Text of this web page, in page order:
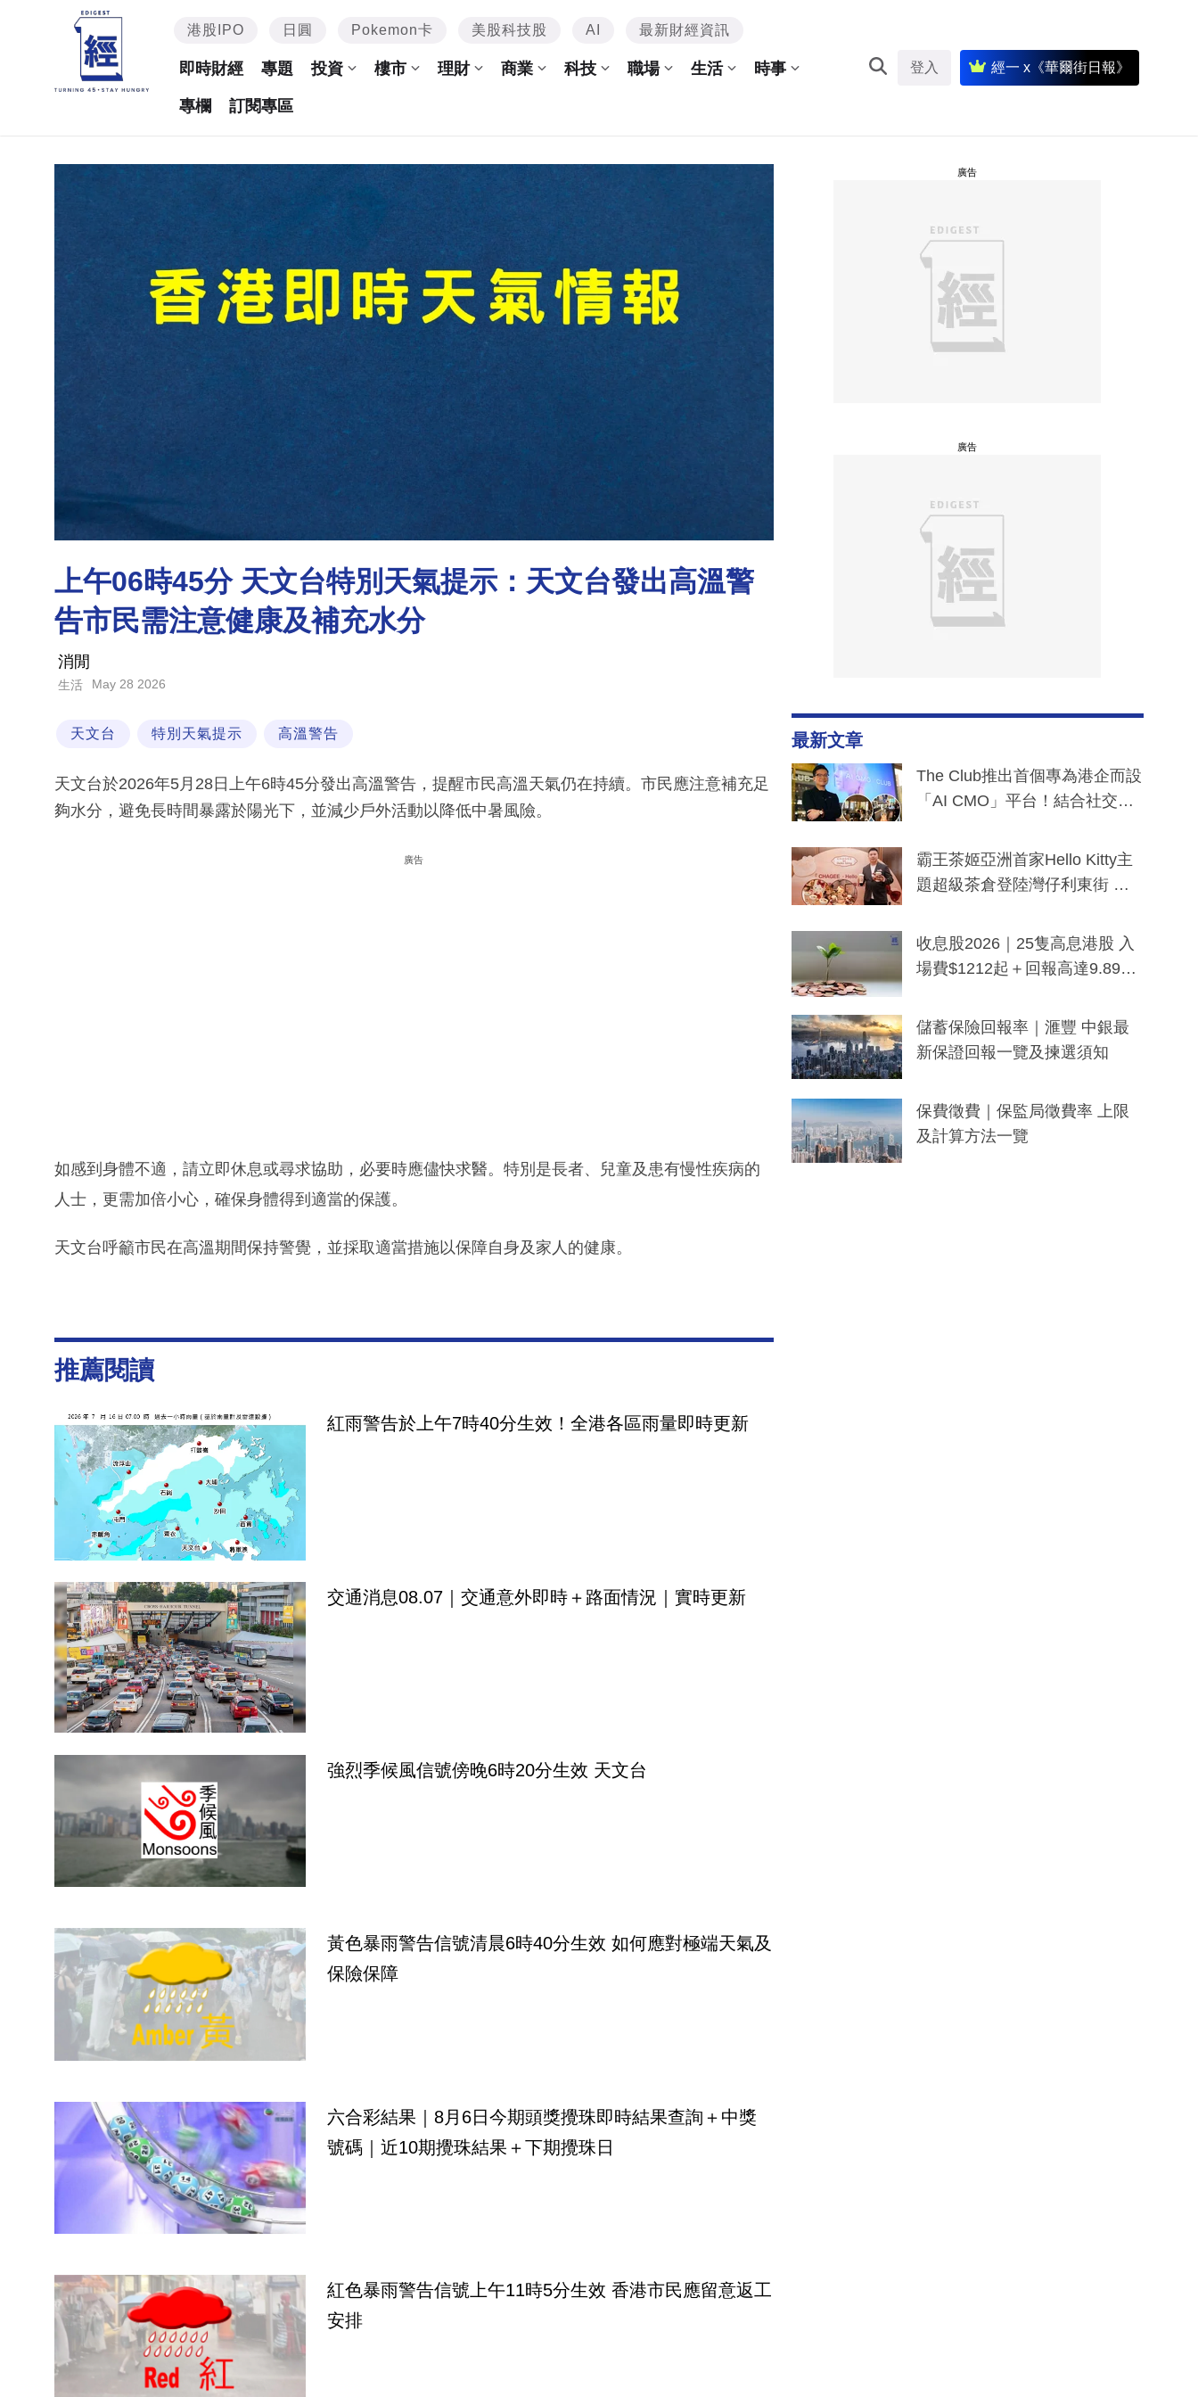
港股IPO 日圓 Pokemon卡 美股科技股 AI 最新財經資訊
即時財經 專題 投資 樓市 理財 商業 科技 職場 生活 時事
專欄 訂閱專區
登入 經一 x《華爾街日報》
上午06時45分 天文台特別天氣提示：天文台發出高溫警
告市民需注意健康及補充水分
消閒
生活 May 28 2026
天文台 特別天氣提示 高溫警告
天文台於2026年5月28日上午6時45分發出高溫警告，提醒市民高溫天氣仍在持續。市民應注意補充足
夠水分，避免長時間暴露於陽光下，並減少戶外活動以降低中暑風險。
廣告
如感到身體不適，請立即休息或尋求協助，必要時應儘快求醫。特別是長者、兒童及患有慢性疾病的
人士，更需加倍小心，確保身體得到適當的保護。
天文台呼籲市民在高溫期間保持警覺，並採取適當措施以保障自身及家人的健康。
推薦閱讀
紅雨警告於上午7時40分生效！全港各區雨量即時更新
交通消息08.07｜交通意外即時＋路面情況｜實時更新
強烈季候風信號傍晚6時20分生效 天文台
黃色暴雨警告信號清晨6時40分生效 如何應對極端天氣及
保險保障
六合彩結果｜8月6日今期頭獎攪珠即時結果查詢＋中獎
號碼｜近10期攪珠結果＋下期攪珠日
紅色暴雨警告信號上午11時5分生效 香港市民應留意返工
安排
廣告
廣告
最新文章
The Club推出首個專為港企而設
「AI CMO」平台！結合社交聆
分鐘生成「貼地」宣傳短片
霸王茶姬亞洲首家Hello Kitty主
題超級茶倉登陸灣仔利東街 推
y及香港限定特調系列
收息股2026｜25隻高息港股 入
場費$1212起＋回報高達9.89
儲蓄保險回報率｜滙豐 中銀最
新保證回報一覽及揀選須知
保費徵費｜保監局徵費率 上限
及計算方法一覽